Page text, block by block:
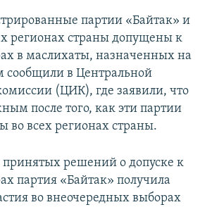
партии «Байтак» и
регионах страны допущены к
в маслихаты, назначенных на
сообщили в Центральной
(ЦИК), где заявили, что
после того, как эти партии
во всех регионах страны.
принятых решений о допуске к
партия «Байтак» получила
во внеочередных выборах